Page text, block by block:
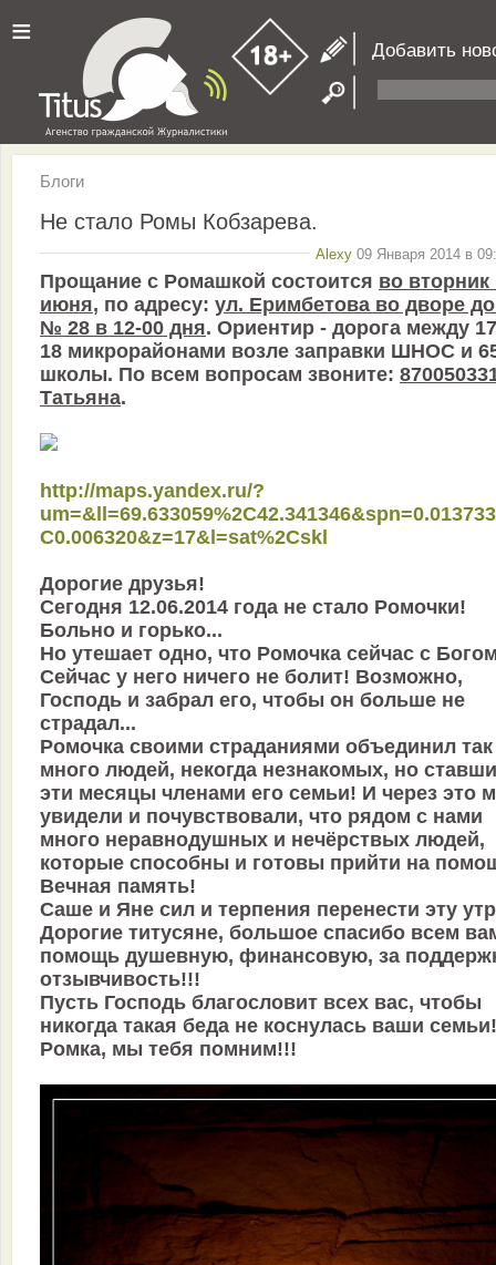
≡ Добавить
Блоги
Не стало Ромы Кобзарева.
Alexy 09 Января 2014 в
Прощание с Ромашкой состоится во вторник
июня, по адресу: ул. Еримбетова во дворе
№ 28 в 12-00 дня. Ориентир - дорога между
18 микрорайонами возле заправки ШНОС и
школы. По всем вопросам звоните:
Татьяна.
http://maps.yandex.ru/?
C0.006320&z=17&l=sat%2Cskl
Дорогие друзья!
Сегодня 12.06.2014 года не стало Ромочки!
Больно и горько...
Но утешает одно, что Ромочка сейчас с
Сейчас у него ничего не болит! Возможно,
Господь и забрал его, чтобы он больше не
страдал...
Ромочка своими страданиями объединил так
много людей, некогда незнакомых, но
эти месяцы членами его семьи! И через это
увидели и почувствовали, что рядом с нами
много неравнодушных и нечёрствых людей,
которые способны и готовы прийти на
Вечная память!
Саше и Яне сил и терпения перенести эту
Дорогие титусяне, большое спасибо всем
помощь душевную, финансовую, за
отзывчивость!!!
Пусть Господь благословит всех вас, чтобы
никогда такая беда не коснулась ваши
Ромка, мы тебя помним!!!